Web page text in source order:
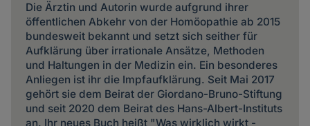
Die Ärztin und Autorin wurde aufgrund ihrer
öffentlichen Abkehr von der Homöopathie ab 2015
bundesweit bekannt und setzt sich seither für
Aufklärung über irrationale Ansätze, Methoden
und Haltungen in der Medizin ein. Ein besonderes
Anliegen ist ihr die Impfaufklärung. Seit Mai 2017
gehört sie dem Beirat der Giordano-Bruno-Stiftung
und seit 2020 dem Beirat des Hans-Albert-Instituts
an. Ihr neues Buch heißt "Was wirklich wirkt -